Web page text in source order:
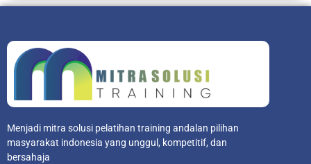
Menjadi mitra solusi pelatihan training andalan pilihan
masyarakat indonesia yang unggul, kompetitif, dan
bersahaja